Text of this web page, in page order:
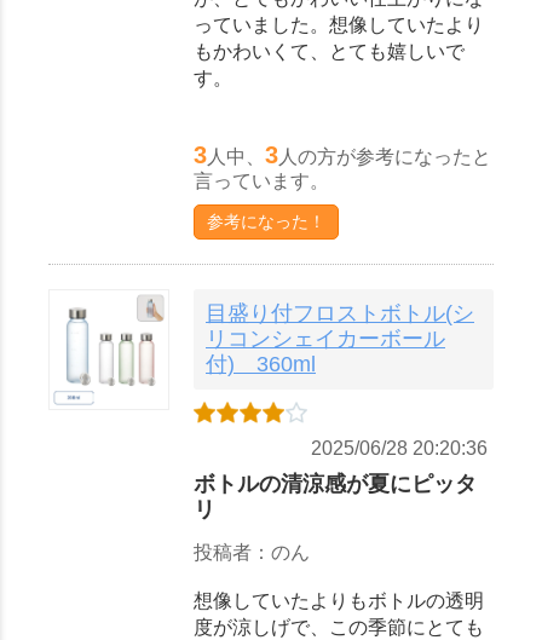
っていました。想像していたより
もかわいくて、とても嬉しいで
す。
3 人中、 3 人の方が参考になったと
言っています。
参考になった！
目盛り付フロストボトル(シ
リコンシェイカーボール
付) 360ml
2025/06/28 20:20:36
ボトルの清涼感が夏にピッタ
リ
投稿者：のん
想像していたよりもボトルの透明
度が涼しげで、この季節にとても